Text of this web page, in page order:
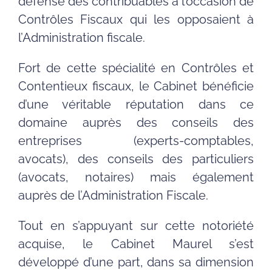
Contrôles Fiscaux qui les opposaient à
l’Administration fiscale.
Fort de cette spécialité en Contrôles et
Contentieux fiscaux, le Cabinet bénéficie
d’une véritable réputation dans ce
domaine auprès des conseils des
entreprises (experts-comptables,
avocats), des conseils des particuliers
(avocats, notaires) mais également
auprès de l’Administration Fiscale.
Tout en s’appuyant sur cette notoriété
acquise, le Cabinet Maurel s’est
développé d’une part, dans sa dimension